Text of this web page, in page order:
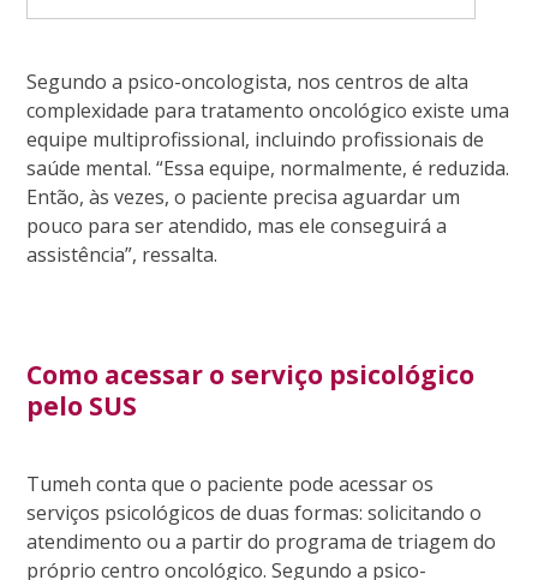
Segundo a psico-oncologista, nos centros de alta
complexidade para tratamento oncológico existe uma
equipe multiprofissional, incluindo profissionais de
saúde mental. “Essa equipe, normalmente, é reduzida.
Então, às vezes, o paciente precisa aguardar um
pouco para ser atendido, mas ele conseguirá a
assistência”, ressalta.
Como acessar o serviço psicológico
pelo SUS
Tumeh conta que o paciente pode acessar os
serviços psicológicos de duas formas: solicitando o
atendimento ou a partir do programa de triagem do
próprio centro oncológico. Segundo a psico-